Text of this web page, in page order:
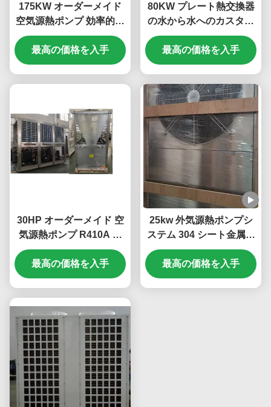
175KW オーダーメイド
空気源熱ポンプ 効率的な
加熱のために水平シェル
チューブとスクロール圧
縮機
最高の価格を入手
80KW プレート熱交換器
の水から水へのカスタム
熱ポンプ
最高の価格を入手
30HP オーダーメイド 空
気源熱ポンプ R410A 冷
却剤とスクロール圧縮水
泳池
最高の価格を入手
25kw 外気源熱ポンプシ
ステム 304 シート金属材
料
最高の価格を入手